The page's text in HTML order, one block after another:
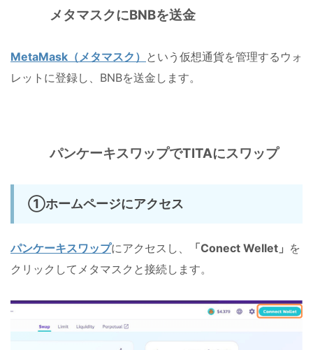
メタマスクにBNBを送金
MetaMask（メタマスク） という仮想通貨を管理するウォ
レットに登録し、BNBを送金します。
パンケーキスワップでTITAにスワップ
①ホームページにアクセス
パンケーキスワップにアクセスし、 「Conect Wellet」 を
クリックしてメタマスクと接続します。